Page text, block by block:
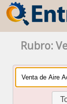
Rubro: